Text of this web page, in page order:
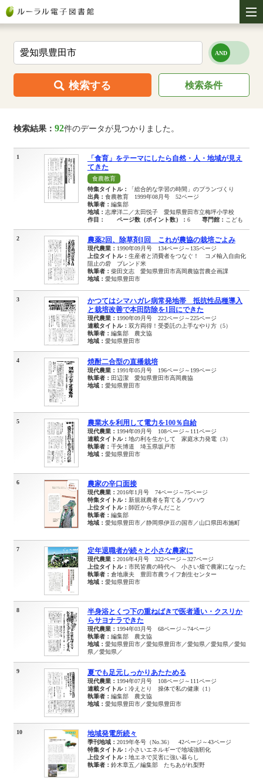
検索する 検索条件
検索結果： 92件のデータが見つかりました。
1
「食育」をテーマにしたら自然・人・地域が見え
てきた
食農教育
特集タイトル：
「総合的な学習の時間」のプランづくり
出典： 食農教育 1999年08月号 52ページ
執筆者： 編集部
地域： 志摩洋二／太田悦子 愛知県豊田市立梅坪小学校
作目：
ページ数（ポイント数）： 6 専門館： こども
2 農薬2回、除草剤1回 これが農協の栽培ごよみ
現代農業： 1990年09月号 134ページ～135ページ
上位タイトル： 生産者と消費者をつなぐ！ コメ輸入自由化
阻止の砦 ブレンド米
執筆者： 柴田文志 愛知県豊田市高岡農協営農企画課
地域： 愛知県豊田市
3
かつてはシマハガレ病常発地帯 抵抗性品種導入
と栽培改善で本田防除を1回にできた
現代農業： 1990年09月号 222ページ～225ページ
連載タイトル： 双方両得！受委託の上手なやり方（5）
執筆者： 編集部 農文協
地域： 愛知県豊田市
4 焼酎二合型の直播栽培
現代農業： 1991年05月号 196ページ～199ページ
執筆者： 田辺潔 愛知県豊田市高岡農協
地域： 愛知県豊田市
5 農業水を利用して電力を100％自給
現代農業： 1994年09月号 108ページ～111ページ
連載タイトル： 地の利を生かして 家庭水力発電（3）
執筆者： 千矢博道 埼玉県坂戸市
地域： 愛知県豊田市
6 農家の辛口面接
現代農業： 2016年1月号 74ページ～75ページ
特集タイトル： 新規就農者を育てるノウハウ
上位タイトル： 師匠から学んだこと
執筆者： 編集部
地域： 愛知県豊田市／静岡県伊豆の国市／山口県田布施町
7 定年退職者が続々と小さな農家に
現代農業： 2016年4月号 322ページ～327ページ
上位タイトル： 市民皆農の時代へ 小さい畑で農家になった
執筆者： 倉地康夫 豊田市農ライフ創生センター
地域： 愛知県豊田市
8
半身浴とくつ下の重ねばきで医者通い・クスリか
らサヨナラできた
現代農業： 1994年03月号 68ページ～74ページ
執筆者： 編集部 農文協
地域： 愛知県豊田市／愛知県豊田市／愛知県／愛知県／愛知
県／愛知県／
9 夏でも足元しっかりあたためる
現代農業： 1994年07月号 108ページ～111ページ
連載タイトル： 冷えとり 操体で私の健康（1）
執筆者： 編集部 農文協
地域： 愛知県豊田市／愛知県豊田市
10 地域発電所続々
季刊地域： 2019年冬号（No.36） 42ページ～43ページ
特集タイトル： 小さいエネルギーで地域強靭化
上位タイトル： 地エネで災害に強い暮らし
執筆者： 鈴木章五／編集部 たちあがれ梨野